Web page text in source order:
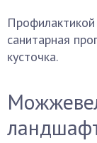
санитарная
кусточка.